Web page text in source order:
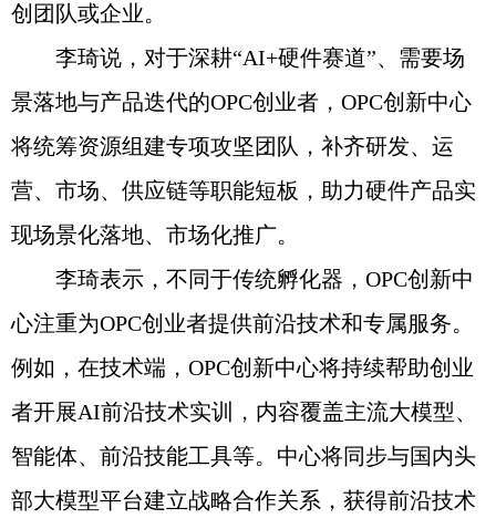
创团队或企业。
李琦说，对于深耕“AI+硬件赛道”、需要场
景落地与产品迭代的OPC创业者，OPC创新中心
将统筹资源组建专项攻坚团队，补齐研发、运
营、市场、供应链等职能短板，助力硬件产品实
现场景化落地、市场化推广。
李琦表示，不同于传统孵化器，OPC创新中
心注重为OPC创业者提供前沿技术和专属服务。
例如，在技术端，OPC创新中心将持续帮助创业
者开展AI前沿技术实训，内容覆盖主流大模型、
智能体、前沿技能工具等。中心将同步与国内头
部大模型平台建立战略合作关系，获得前沿技术